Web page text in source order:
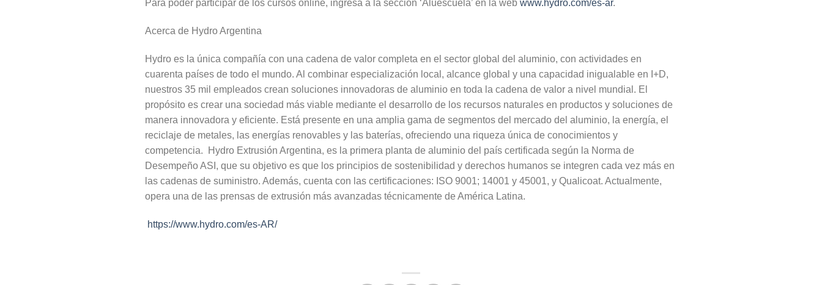
Para poder participar de los cursos online, ingresá a la sección ‘Aluescuela’ en la web www.hydro.com/es-ar.
Acerca de Hydro Argentina
Hydro es la única compañía con una cadena de valor completa en el sector global del aluminio, con actividades en
cuarenta países de todo el mundo. Al combinar especialización local, alcance global y una capacidad inigualable en I+D,
nuestros 35 mil empleados crean soluciones innovadoras de aluminio en toda la cadena de valor a nivel mundial. El
propósito es crear una sociedad más viable mediante el desarrollo de los recursos naturales en productos y soluciones de
manera innovadora y eficiente. Está presente en una amplia gama de segmentos del mercado del aluminio, la energía, el
reciclaje de metales, las energías renovables y las baterías, ofreciendo una riqueza única de conocimientos y
competencia. Hydro Extrusión Argentina, es la primera planta de aluminio del país certificada según la Norma de
Desempeño ASI, que su objetivo es que los principios de sostenibilidad y derechos humanos se integren cada vez más en
las cadenas de suministro. Además, cuenta con las certificaciones: ISO 9001; 14001 y 45001, y Qualicoat. Actualmente,
opera una de las prensas de extrusión más avanzadas técnicamente de América Latina.
https://www.hydro.com/es-AR/